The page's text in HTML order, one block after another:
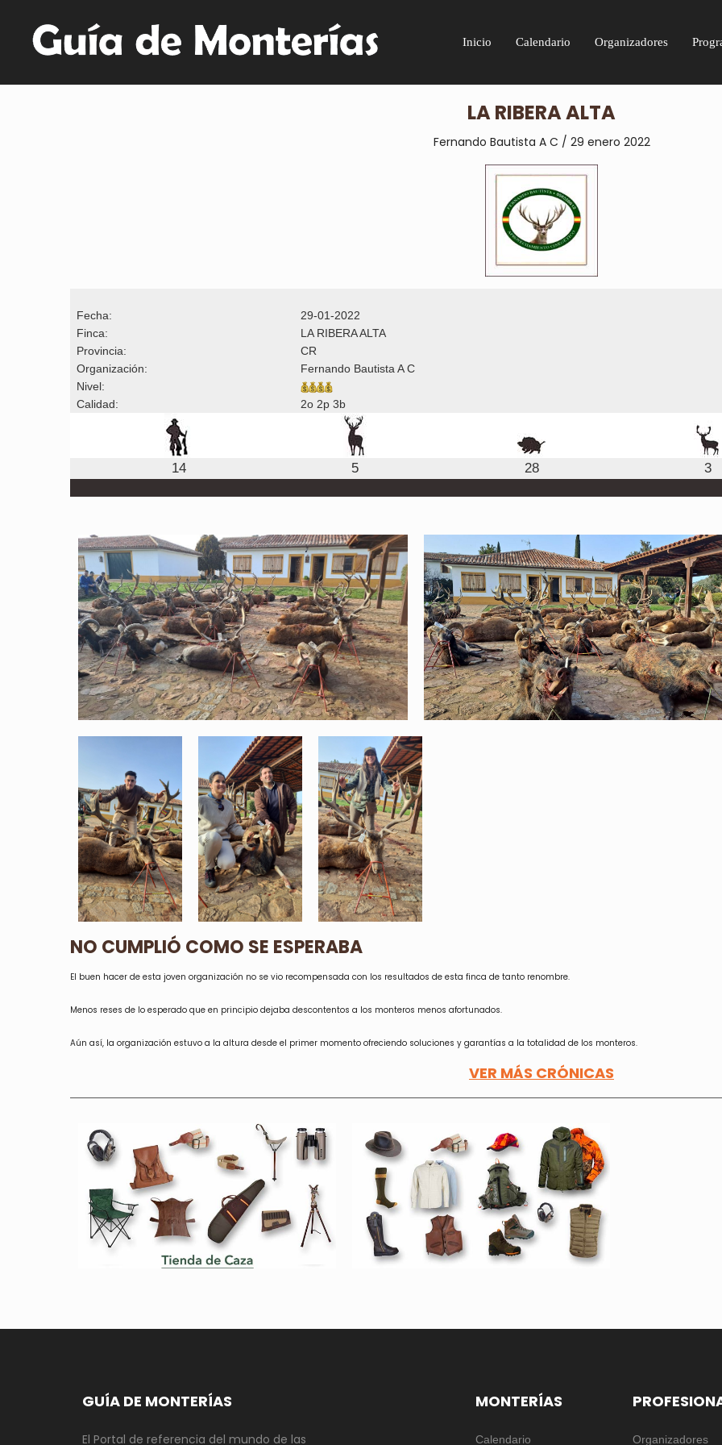
Inicio Calendario Organizadores
LA RIBERA ALTA
Fernando Bautista A C / 29 enero 2022
Fecha:
29-01-2022
Finca:
LA RIBERA ALTA
Provincia:
CR
Organización:
Fernando Bautista A C
Nivel:
Calidad:
2o 2p 3b
14 5 28 3
NO CUMPLIÓ COMO SE ESPERABA
El buen hacer de esta joven organización no se vio recompensada con los resultados de esta finca de tanto renombre.
Menos reses de lo esperado que en principio dejaba descontentos a los monteros menos afortunados.
Aún así, la organización estuvo a la altura desde el primer momento ofreciendo soluciones y garantías a la totalidad de los monteros.
VER MÁS CRÓNICAS
GUÍA DE MONTERÍAS
El Portal de referencia del mundo de las
MONTERÍAS
Calendario Organizadores